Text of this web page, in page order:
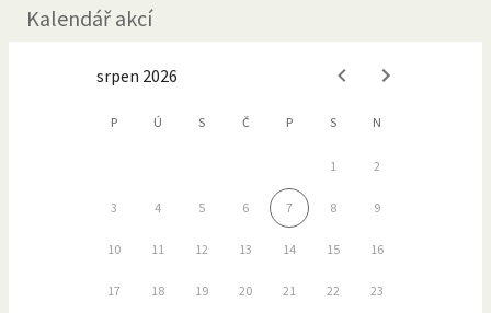
Kalendář akcí
srpen 2026
P Ú S Č P S N
1 2
3 4 5 6 7 8 9
10 11 12 13 14 15 16
17 18 19 20 21 22 23